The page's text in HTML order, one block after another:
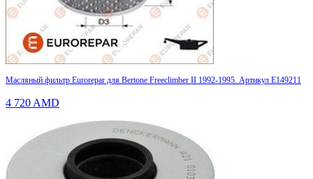
Масляный фильтр Eurorepar для Bertone Freeclimber II 1992-1995. Артикул E149211
4 720 AMD